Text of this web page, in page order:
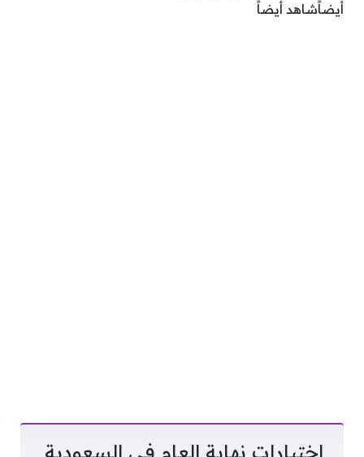
أيضاًشاهد أيضاً
اختبارات نهاية العام في السعودية